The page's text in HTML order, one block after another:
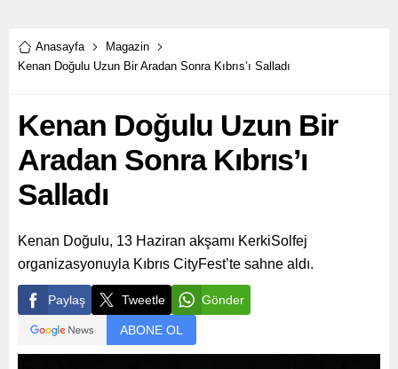
Anasayfa
Magazin
Kenan Doğulu Uzun Bir Aradan Sonra Kıbrıs’ı Salladı
Kenan Doğulu Uzun Bir
Aradan Sonra Kıbrıs’ı
Salladı
Kenan Doğulu, 13 Haziran akşamı KerkiSolfej
organizasyonuyla Kıbrıs CityFest’te sahne aldı.
Paylaş Tweetle Gönder
ABONE OL